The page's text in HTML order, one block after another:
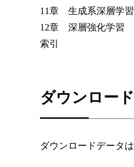
11章 生成系深層学習
12章 深層強化学習
索引
ダウンロード
ダウンロードデータ